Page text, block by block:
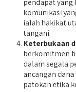
pendapat yang
komunikasi
ialah hakikat
tangani.
Keterbukaan
berkomitmen
dalam segala
ancangan
patokan etika